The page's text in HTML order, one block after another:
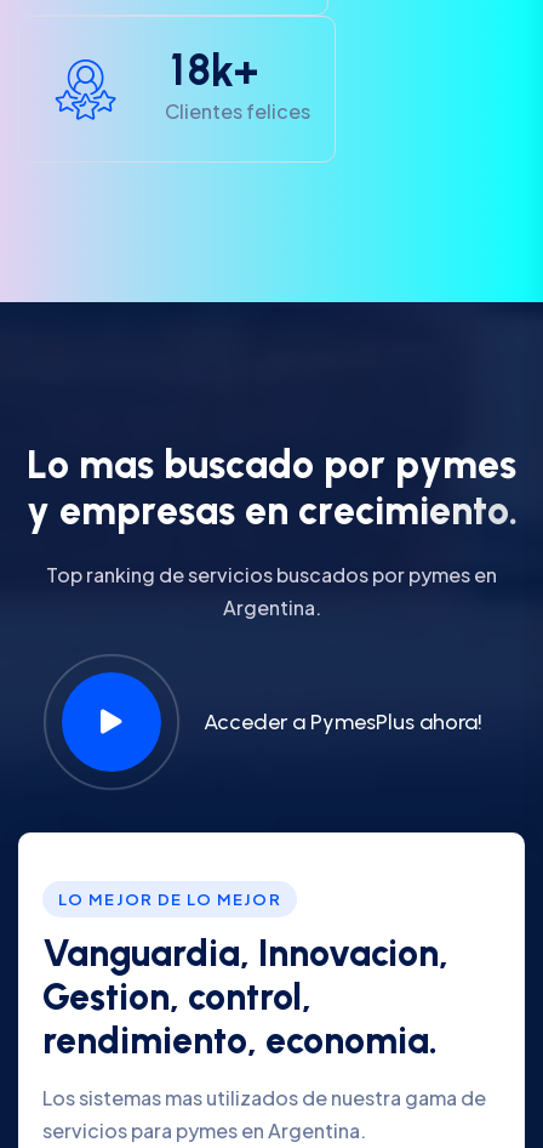
18k+
Clientes felices
Lo mas buscado por pymes
y empresas en crecimiento.
Top ranking de servicios buscados por pymes en
Argentina.
Acceder a PymesPlus ahora!
LO MEJOR DE LO MEJOR
Vanguardia, Innovacion,
Gestion, control,
rendimiento, economia.
Los sistemas mas utilizados de nuestra gama de
servicios para pymes en Argentina.